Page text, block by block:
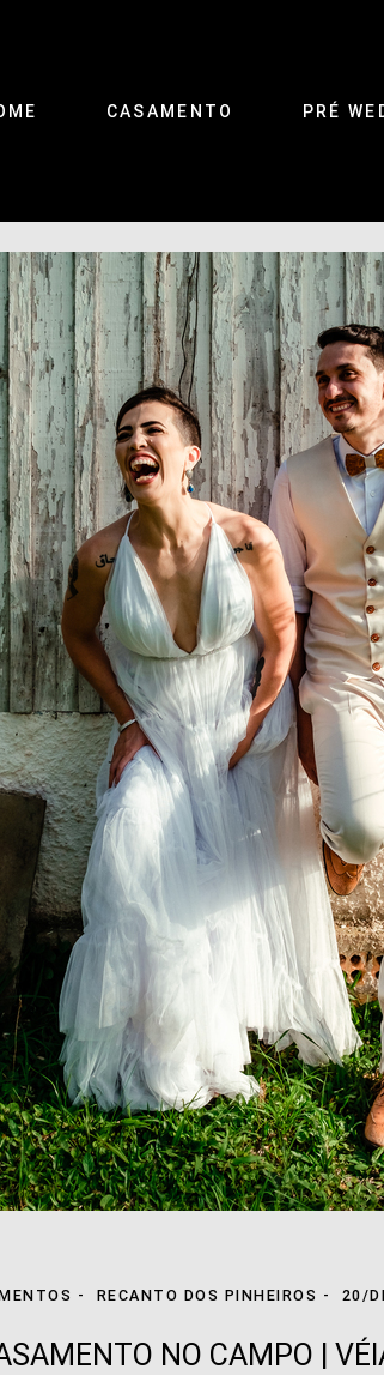
CASAMENTO PRÉ
RECANTO DOS PINHEIROS 20/
NO CAMPO |